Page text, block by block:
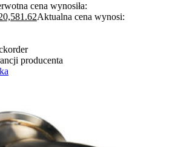
cena wynosiła:
Aktualna cena wynosi:
producenta